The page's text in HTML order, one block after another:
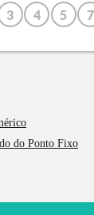
3 4 5 7
do Ponto Fixo